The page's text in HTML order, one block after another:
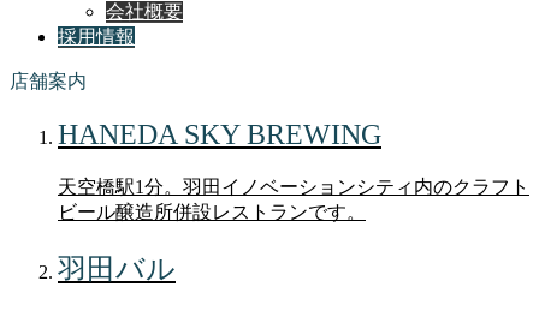
会社概要
採用情報
店舗案内
HANEDA SKY BREWING
天空橋駅1分。羽田イノベーションシティ内のクラフト
ビール醸造所併設レストランです。
羽田バル